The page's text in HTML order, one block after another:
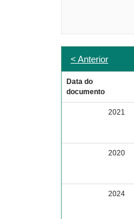
< Anterior
Data do
documento
2021
2020
2024